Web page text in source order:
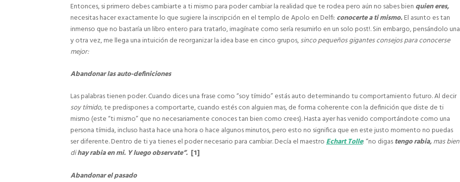
Entonces, si primero debes cambiarte a ti mismo para poder cambiar la realidad que te rodea pero aún no sabes bien quien eres,
necesitas hacer exactamente lo que sugiere la inscripción en el templo de Apolo en Delfi: conocerte a ti mismo.El asunto es tan
inmenso que no bastaría un libro entero para tratarlo, imagínate como sería resumirlo en un solo post!. Sin embargo, pensándolo una
y otra vez, me llega una intuición de reorganizar la idea base en cinco grupos,sinco pequeños gigantes consejos para conocerse
mejor:
Abandonar las auto-definiciones
Las palabras tienen poder. Cuando dices una frase como “soy tímido” estás auto determinando tu comportamiento futuro. Al decir
soy tímido,te predispones a comportarte, cuando estés con alguien mas, de forma coherente con la definición que diste de ti
mismo (este “ti mismo” que no necesariamente conoces tan bien como crees). Hasta ayer has venido comportándote como una
persona tímida, incluso hasta hace una hora o hace algunos minutos, pero esto no significa que en este justo momento no puedas
ser diferente. Dentro de ti ya tienes el poder necesario para cambiar. Decía el maestroEchart Tolle:“no digastengo rabia,mas bien
dihay rabia en mi. Y luego observate”. [1]
Abandonar el pasado